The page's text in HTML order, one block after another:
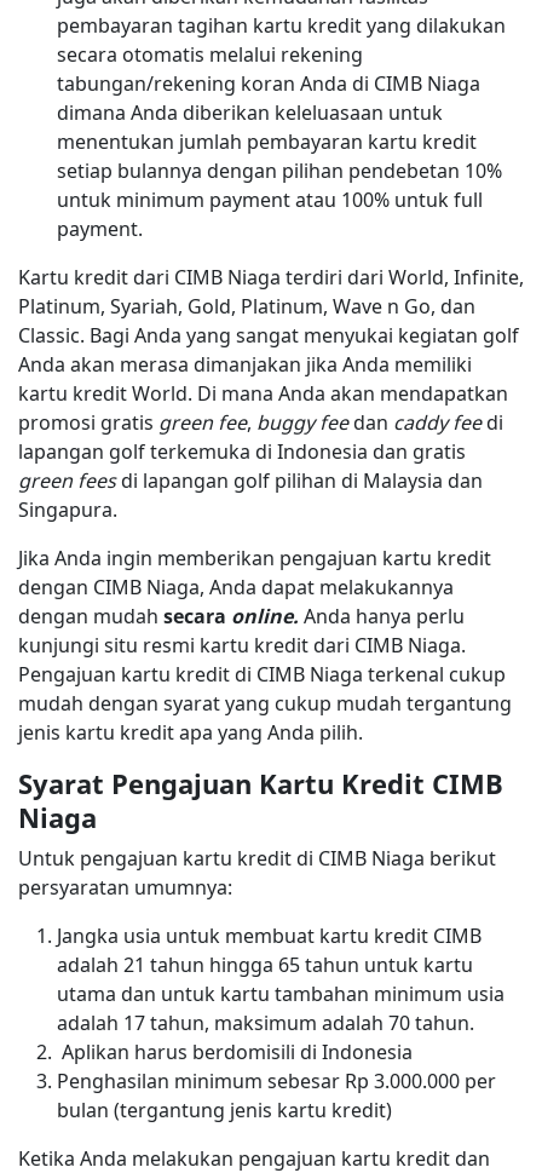
pembayaran tagihan kartu kredit yang dilakukan
secara otomatis melalui rekening
tabungan/rekening koran Anda di CIMB Niaga
dimana Anda diberikan keleluasaan untuk
menentukan jumlah pembayaran kartu kredit
setiap bulannya dengan pilihan pendebetan 10%
untuk minimum payment atau 100% untuk full
payment.
Kartu kredit dari CIMB Niaga terdiri dari World, Infinite,
Platinum, Syariah, Gold, Platinum, Wave n Go, dan
Classic. Bagi Anda yang sangat menyukai kegiatan golf
Anda akan merasa dimanjakan jika Anda memiliki
kartu kredit World. Di mana Anda akan mendapatkan
promosi gratis green fee, buggy feedan caddy feedi
lapangan golf terkemuka di Indonesia dan gratis
green feesdi lapangan golf pilihan di Malaysia dan
Singapura.
Jika Anda ingin memberikan pengajuan kartu kredit
dengan CIMB Niaga, Anda dapat melakukannya
dengan mudah secara online. Anda hanya perlu
kunjungi situ resmi kartu kredit dari CIMB Niaga.
Pengajuan kartu kredit di CIMB Niaga terkenal cukup
mudah dengan syarat yang cukup mudah tergantung
jenis kartu kredit apa yang Anda pilih.
Syarat Pengajuan Kartu Kredit CIMB
Niaga
Untuk pengajuan kartu kredit di CIMB Niaga berikut
persyaratan umumnya:
Jangka usia untuk membuat kartu kredit CIMB
adalah 21 tahun hingga 65 tahun untuk kartu
utama dan untuk kartu tambahan minimum usia
adalah 17 tahun, maksimum adalah 70 tahun.
Aplikan harus berdomisili di Indonesia
Penghasilan minimum sebesar Rp 3.000.000 per
bulan (tergantung jenis kartu kredit)
Ketika Anda melakukan pengajuan kartu kredit dan